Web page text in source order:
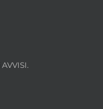
AVVISI.